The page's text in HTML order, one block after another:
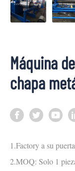
Máquina
chapa
1.Factory a su puerta
2.MOQ: Solo 1